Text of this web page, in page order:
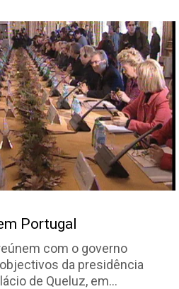
Portugal
com o governo
da presidência
de Queluz, em…